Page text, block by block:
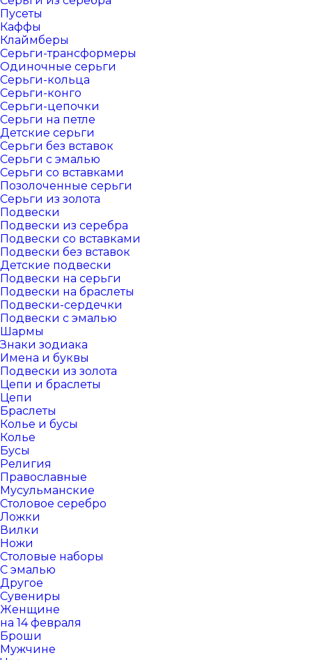
Пусеты
Каффы
Клаймберы
Серьги-трансформеры
Одиночные серьги
Серьги-кольца
Серьги-конго
Серьги-цепочки
Серьги на петле
Детские серьги
Серьги без вставок
Серьги с эмалью
Серьги со вставками
Позолоченные серьги
Серьги из золота
Подвески
Подвески из серебра
Подвески со вставками
Подвески без вставок
Детские подвески
Подвески на серьги
Подвески на браслеты
Подвески-сердечки
Подвески с эмалью
Шармы
Знаки зодиака
Имена и буквы
Подвески из золота
Цепи и браслеты
Цепи
Браслеты
Колье и бусы
Колье
Бусы
Религия
Православные
Мусульманские
Столовое серебро
Ложки
Вилки
Ножи
Столовые наборы
С эмалью
Другое
Сувениры
Женщине
на 14 февраля
Броши
Мужчине